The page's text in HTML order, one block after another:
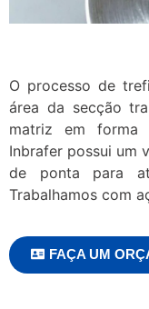
O processo de
área da secção
matriz em forma
Inbrafer possui um
de ponta para
Trabalhamos com
FAÇA UM